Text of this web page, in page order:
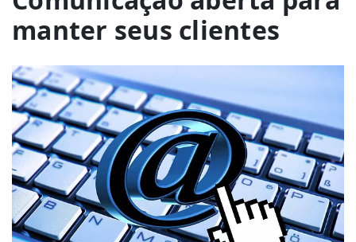
manter seus clientes